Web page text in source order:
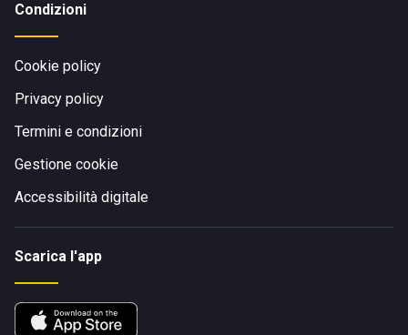
Condizioni
Cookie policy
Privacy policy
Termini e condizioni
Gestione cookie
Accessibilità digitale
Scarica l'app